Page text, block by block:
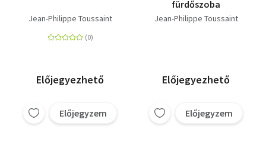
Jean-Philippe Toussaint
Előjegyezhető
Előjegyzem
fürdőszoba
Jean-Philippe Toussaint
Előjegyezhető
Előjegyzem